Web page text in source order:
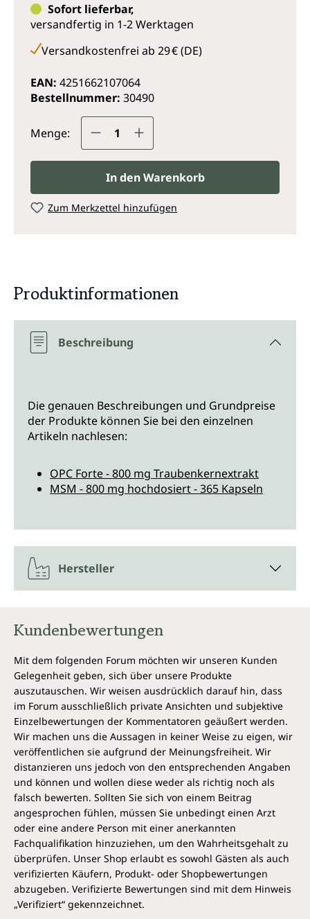
Sofort lieferbar,
versandfertig in 1-2 Werktagen
Versandkostenfrei ab 29 € (DE)
EAN: 4251662107064
Bestellnummer: 30490
Menge: Produkt Anzahl: Gib den
In den Warenkorb
Zum Merkzettel hinzufügen
Produktinformationen
Beschreibung
Die genauen Beschreibungen und Grundpreise
der Produkte können Sie bei den einzelnen
Artikeln nachlesen:
OPC Forte - 800 mg Traubenkernextrakt
MSM - 800 mg hochdosiert - 365 Kapseln
Hersteller
Kundenbewertungen
Mit dem folgenden Forum möchten wir unseren Kunden
Gelegenheit geben, sich über unsere Produkte
auszutauschen. Wir weisen ausdrücklich darauf hin, dass
im Forum ausschließlich private Ansichten und subjektive
Einzelbewertungen der Kommentatoren geäußert werden.
Wir machen uns die Aussagen in keiner Weise zu eigen, wir
veröffentlichen sie aufgrund der Meinungsfreiheit. Wir
distanzieren uns jedoch von den entsprechenden Angaben
und können und wollen diese weder als richtig noch als
falsch bewerten. Sollten Sie sich von einem Beitrag
angesprochen fühlen, müssen Sie unbedingt einen Arzt
oder eine andere Person mit einer anerkannten
Fachqualifikation hinzuziehen, um den Wahrheitsgehalt zu
überprüfen. Unser Shop erlaubt es sowohl Gästen als auch
verifizierten Käufern, Produkt- oder Shopbewertungen
abzugeben. Verifizierte Bewertungen sind mit dem Hinweis
„Verifiziert“ gekennzeichnet.